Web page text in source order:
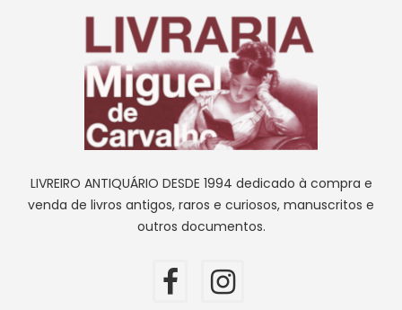
LIVREIRO ANTIQUÁRIO DESDE 1994 dedicado à compra e
venda de livros antigos, raros e curiosos, manuscritos e
outros documentos.